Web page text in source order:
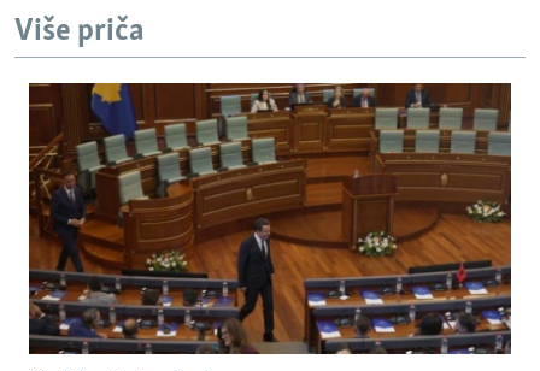
Više priča